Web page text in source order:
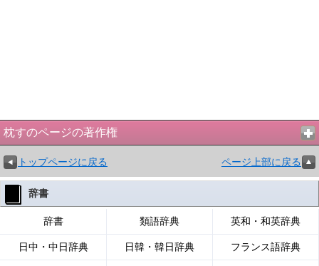
枕すのページの著作権
トップページに戻る ページ上部に戻る
辞書
辞書 類語辞典 英和・和英辞典
日中・中日辞典 日韓・韓日辞典 フランス語辞典